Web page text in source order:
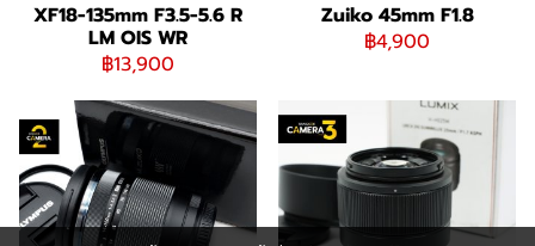
XF18-135mm F3.5-5.6 R
LM OIS WR
฿13,900
Zuiko 45mm F1.8
฿4,900